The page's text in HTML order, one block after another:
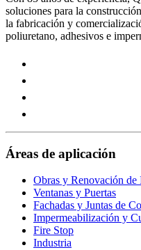
soluciones para la
la fabricación y
poliuretano, adhesivos e
page
https://
page
Áreas de aplicación
Obras y Renovación de
Ventanas y Puertas
Fachadas y Juntas de
Impermeabilización y
Fire Stop
Industria